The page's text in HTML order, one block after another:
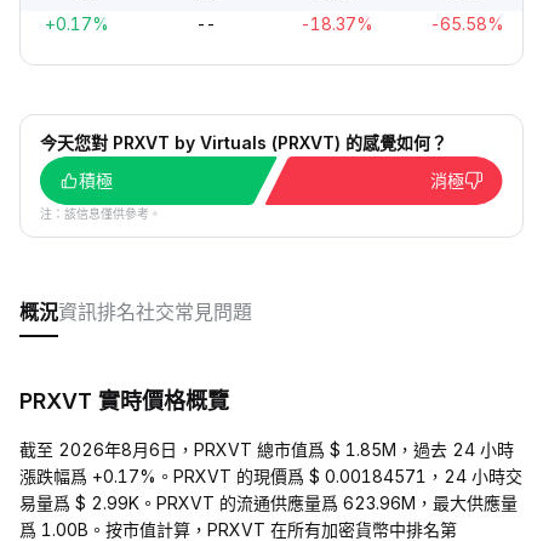
+0.17% -- -18.37% -65.58%
今天您對 PRXVT by Virtuals (PRXVT) 的感覺如何？
積極
消極
注：該信息僅供參考。
概況資訊排名社交常見問題
PRXVT 實時價格概覽
截至 2026年8月6日，PRXVT 總市值爲 $ 1.85M，過去 24 小時
漲跌幅爲 +0.17%。PRXVT 的現價爲 $ 0.00184571，24 小時交
易量爲 $ 2.99K。PRXVT 的流通供應量爲 623.96M，最大供應量
爲 1.00B。按市值計算，PRXVT 在所有加密貨幣中排名第